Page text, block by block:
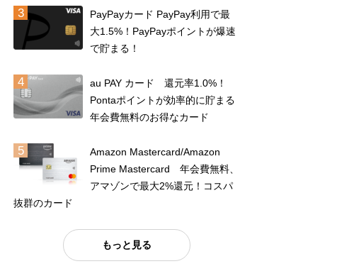
PayPayカード PayPay利用で最
大1.5%！PayPayポイントが爆速
で貯まる！
au PAY カード 還元率1.0%！
Pontaポイントが効率的に貯まる
年会費無料のお得なカード
Amazon Mastercard/Amazon
Prime Mastercard 年会費無料、
アマゾンで最大2%還元！コスパ
抜群のカード
もっと見る